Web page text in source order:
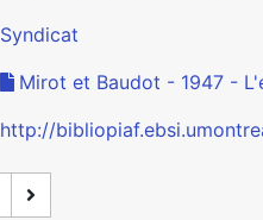
Syndicat
Mirot et Baudot - 1947 -
http://